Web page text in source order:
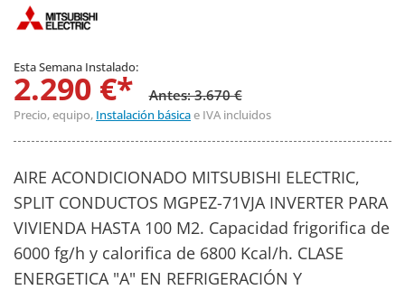
Esta Semana Instalado:
2.290 €* Antes: 3.670 €
Precio, equipo, Instalación básicae IVA incluidos
AIRE ACONDICIONADO MITSUBISHI ELECTRIC,
SPLIT CONDUCTOS MGPEZ-71VJA INVERTER PARA
VIVIENDA HASTA 100 M2. Capacidad frigorifica de
6000 fg/h y calorifica de 6800 Kcal/h. CLASE
ENERGETICA "A" EN REFRIGERACIÓN Y